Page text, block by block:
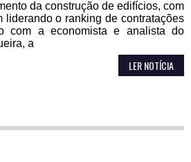
da construção de edifícios, com
liderando o ranking de contratações
com a economista e analista do
a
LER NOTÍCIA